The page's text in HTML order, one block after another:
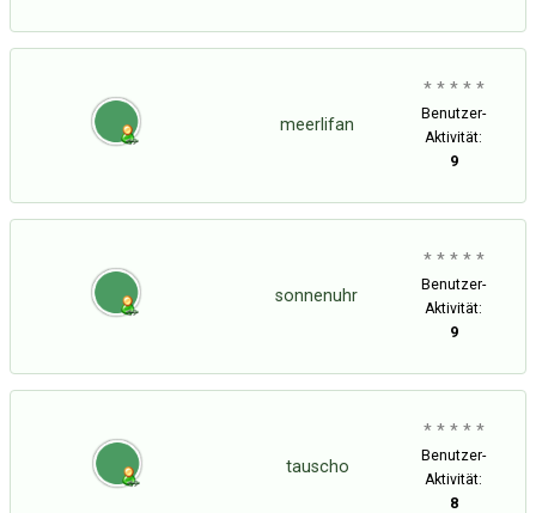
meerlifan
* * * * *
Benutzer-
Aktivität:
9
sonnenuhr
* * * * *
Benutzer-
Aktivität:
9
tauscho
* * * * *
Benutzer-
Aktivität:
8